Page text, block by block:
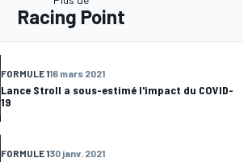
Racing Point
FORMULE 116 mars 2021
Lance Stroll a sous-estimé l'impact du COVID-
19
FORMULE 130 janv. 2021